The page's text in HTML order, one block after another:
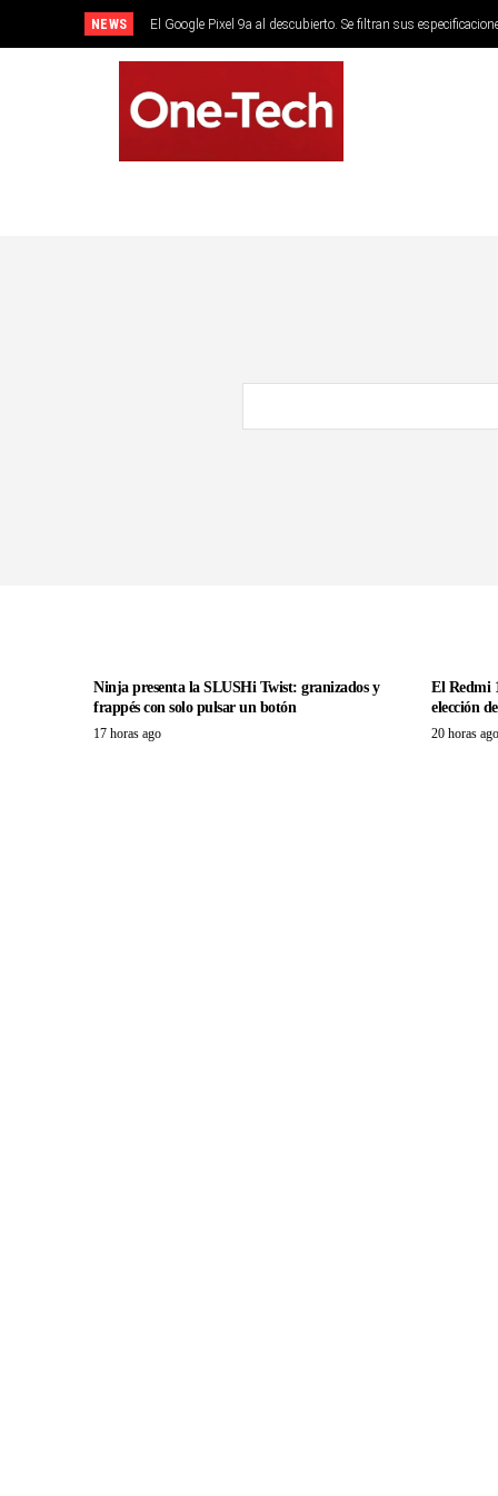
NEWS El Google Pixel 9a al descubierto. Se filtran sus
Ninja presenta la SLUSHi Twist: granizados y
frappés con solo pulsar un botón
17 horas ago
El Redmi
elección
20 horas ago